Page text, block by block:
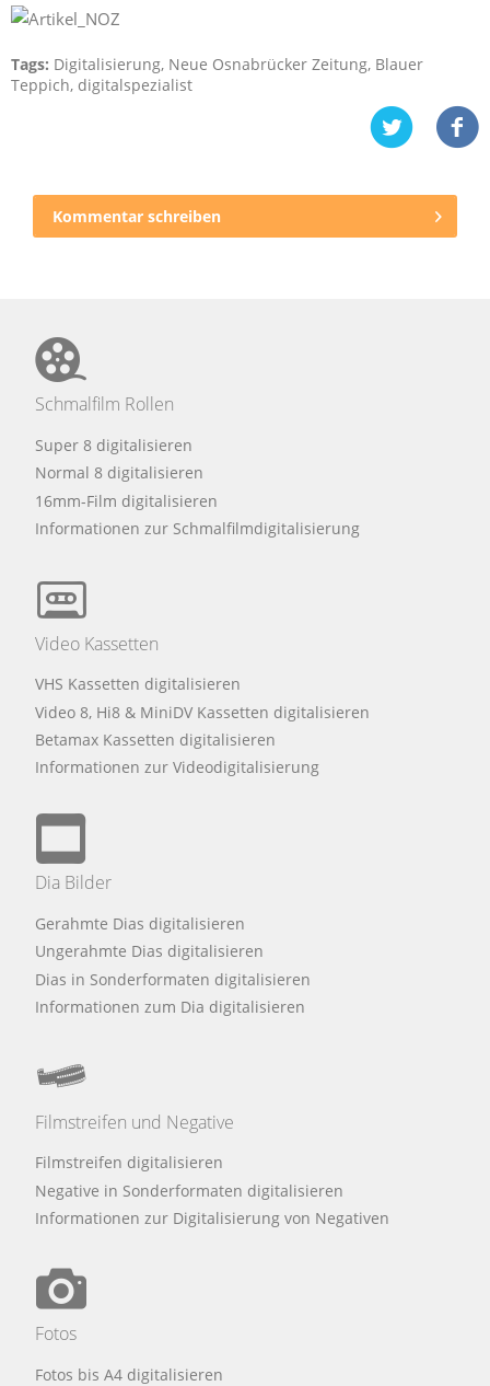
Tags: Digitalisierung, Neue Osnabrücker Zeitung, Blauer
Teppich, digitalspezialist
Kommentar schreiben
Schmalfilm Rollen
Super 8 digitalisieren
Normal 8 digitalisieren
16mm-Film digitalisieren
Informationen zur Schmalfilmdigitalisierung
Video Kassetten
VHS Kassetten digitalisieren
Video 8, Hi8 & MiniDV Kassetten digitalisieren
Betamax Kassetten digitalisieren
Informationen zur Videodigitalisierung
Dia Bilder
Gerahmte Dias digitalisieren
Ungerahmte Dias digitalisieren
Dias in Sonderformaten digitalisieren
Informationen zum Dia digitalisieren
Filmstreifen und Negative
Filmstreifen digitalisieren
Negative in Sonderformaten digitalisieren
Informationen zur Digitalisierung von Negativen
Fotos
Fotos bis A4 digitalisieren